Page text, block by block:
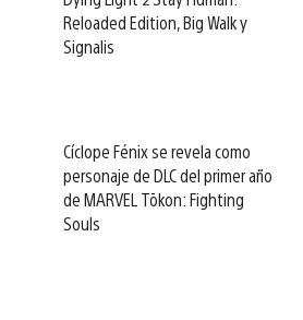
Reloaded Edition, Big Walk y
Signalis
Cíclope Fénix se revela como
personaje de DLC del primer año
de MARVEL Tōkon: Fighting
Souls